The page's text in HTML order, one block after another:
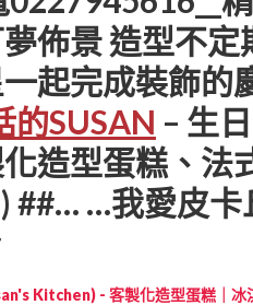
佈景 造型不定
起完成裝飾的
的SUSAN – 生
造型蛋糕、法
##… …我愛皮卡
Kitchen) - 客製化造型蛋糕｜冰